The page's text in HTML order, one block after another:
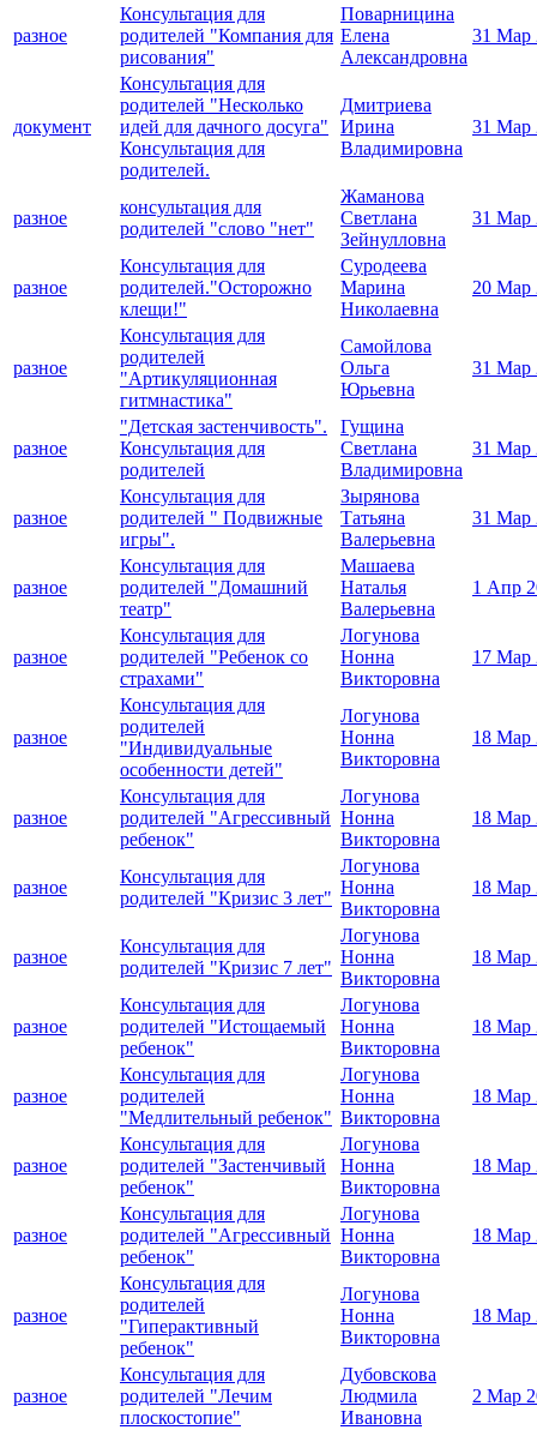
разное
Консультация для
родителей "Компания для
рисования"
Поварницина
Елена
Александровна
31 Мар
документ
Консультация для
родителей "Несколько
идей для дачного досуга"
Консультация для
родителей.
Дмитриева
Ирина
Владимировна
31 Мар
разное
консультация для
родителей "слово "нет"
Жаманова
Светлана
Зейнулловна
31 Мар
разное
Консультация для
родителей."Осторожно
клещи!"
Суродеева
Марина
Николаевна
20 Мар
разное
Консультация для
родителей
"Артикуляционная
гитмнастика"
Самойлова
Ольга
Юрьевна
31 Мар
разное
"Детская застенчивость".
Консультация для
родителей
Гущина
Светлана
Владимировна
31 Мар
разное
Консультация для
родителей " Подвижные
игры".
Зырянова
Татьяна
Валерьевна
31 Мар
разное
Консультация для
родителей "Домашний
театр"
Машаева
Наталья
Валерьевна
1 Апр
разное
Консультация для
родителей "Ребенок со
страхами"
Логунова
Нонна
Викторовна
17 Мар
разное
Консультация для
родителей
"Индивидуальные
особенности детей"
Логунова
Нонна
Викторовна
18 Мар
разное
Консультация для
родителей "Агрессивный
ребенок"
Логунова
Нонна
Викторовна
18 Мар
разное
Консультация для
родителей "Кризис 3 лет"
Логунова
Нонна
Викторовна
18 Мар
разное
Консультация для
родителей "Кризис 7 лет"
Логунова
Нонна
Викторовна
18 Мар
разное
Консультация для
родителей "Истощаемый
ребенок"
Логунова
Нонна
Викторовна
18 Мар
разное
Консультация для
родителей
"Медлительный ребенок"
Логунова
Нонна
Викторовна
18 Мар
разное
Консультация для
родителей "Застенчивый
ребенок"
Логунова
Нонна
Викторовна
18 Мар
разное
Консультация для
родителей "Агрессивный
ребенок"
Логунова
Нонна
Викторовна
18 Мар
разное
Консультация для
родителей
"Гиперактивный
ребенок"
Логунова
Нонна
Викторовна
18 Мар
разное
Консультация для
родителей "Лечим
плоскостопие"
Дубовскова
Людмила
Ивановна
2 Мар